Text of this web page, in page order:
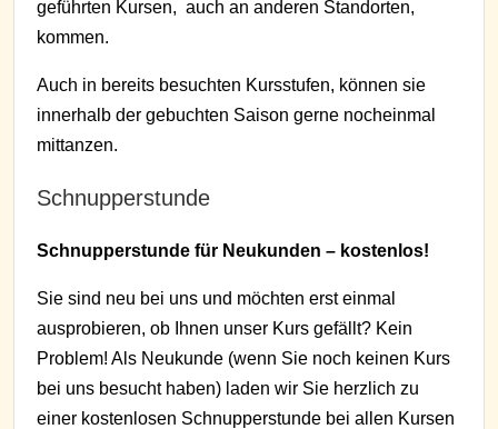
geführten Kursen, auch an anderen Standorten,
kommen.
Auch in bereits besuchten Kursstufen, können sie
innerhalb der gebuchten Saison gerne nocheinmal
mittanzen.
Schnupperstunde
Schnupperstunde für Neukunden – kostenlos!
Sie sind neu bei uns und möchten erst einmal
ausprobieren, ob Ihnen unser Kurs gefällt? Kein
Problem! Als Neukunde (wenn Sie noch keinen Kurs
bei uns besucht haben) laden wir Sie herzlich zu
einer kostenlosen Schnupperstunde bei allen Kursen